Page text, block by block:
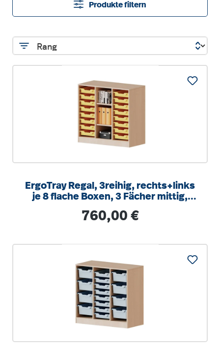
Produkte filtern
ErgoTray Regal, 3reihig, rechts+links
je 8 flache Boxen, 3 Fächer mittig,
Regulärer Preis:
760,00 €